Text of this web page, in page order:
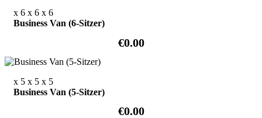
x 6 x 6 x 6
Business Van (6-Sitzer)
€0.00
x 5 x 5 x 5
Business Van (5-Sitzer)
€0.00